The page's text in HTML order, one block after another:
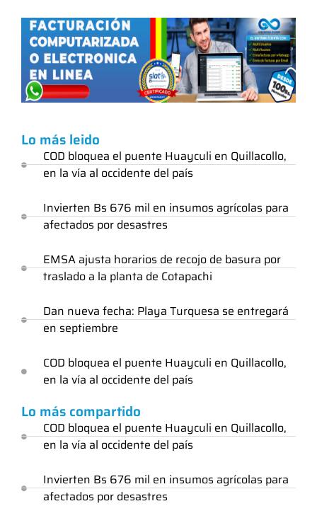
Lo más leido
COD bloquea el puente Huayculi en Quillacollo,
en la vía al occidente del país
Invierten Bs 676 mil en insumos agrícolas para
afectados por desastres
EMSA ajusta horarios de recojo de basura por
traslado a la planta de Cotapachi
Dan nueva fecha: Playa Turquesa se entregará
en septiembre
COD bloquea el puente Huayculi en Quillacollo,
en la vía al occidente del país
Lo más compartido
COD bloquea el puente Huayculi en Quillacollo,
en la vía al occidente del país
Invierten Bs 676 mil en insumos agrícolas para
afectados por desastres